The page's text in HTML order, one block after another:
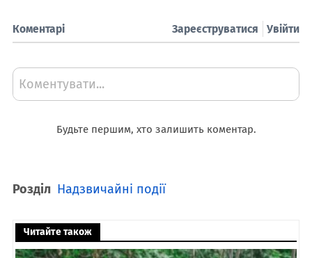
Коментарі Увійти
Зареєструватися
Коментувати...
Будьте першим, хто залишить коментар.
Розділ Надзвичайні події
Читайте також